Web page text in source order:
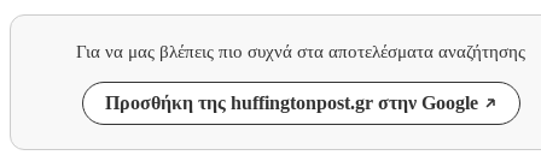
Για να μας βλέπεις πιο συχνά στα αποτελέσματα αναζήτησης
Προσθήκη της huffingtonpost.gr στην Google